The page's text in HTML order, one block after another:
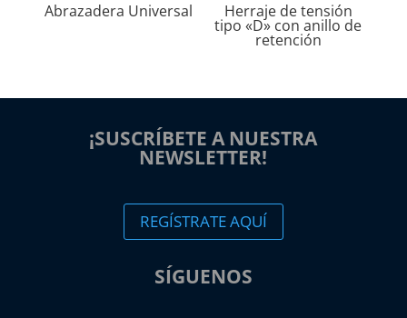
Abrazadera Universal Herraje de tensión
tipo «D» con anillo de
retención
¡SUSCRÍBETE A NUESTRA
NEWSLETTER!
REGÍSTRATE AQUÍ
SÍGUENOS